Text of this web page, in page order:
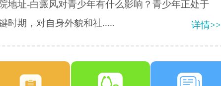
地址-白癜风对青少年有什么影响？青少年正处于
时期，对自身外貌和社.....
详情>>